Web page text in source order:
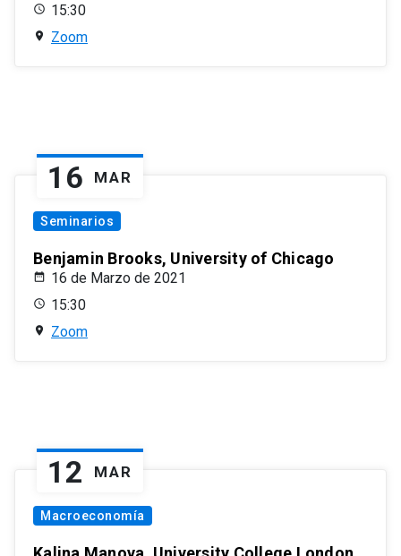
15:30
Zoom
16 MAR
Seminarios
Benjamin Brooks, University of Chicago
16 de Marzo de 2021
15:30
Zoom
12 MAR
Macroeconomía